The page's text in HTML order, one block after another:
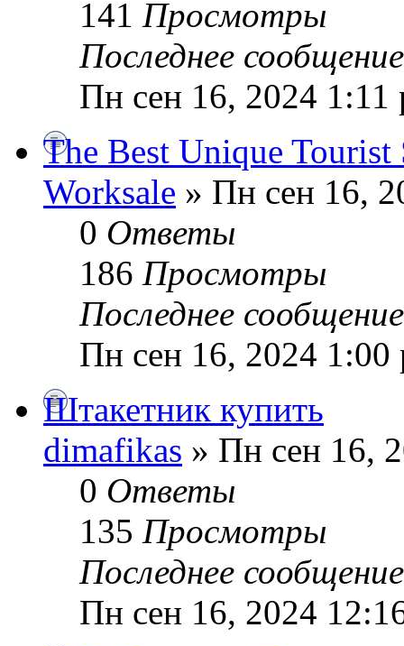
141 Просмотры
Последнее
Пн сен 16, 2024 1:11
The Best Unique
Worksale » Пн сен 16,
0 Ответы
186 Просмотры
Последнее
Пн сен 16, 2024 1:00
Штакетник купить
dimafikas » Пн сен 16,
0 Ответы
135 Просмотры
Последнее
Пн сен 16, 2024